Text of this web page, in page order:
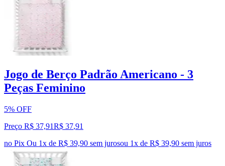
Jogo de Berço Padrão Americano - 3
Peças Feminino
5% OFF
Preço R$ 37,91R$ 37,91
no Pix Ou 1x de R$ 39,90 sem jurosou 1x de R$ 39,90 sem juros